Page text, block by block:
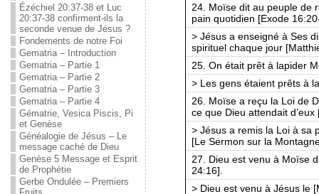
Ézéchiel 20:37-38 et Luc
20:37-38 confirment-ils la
seconde venue de Jésus ?
Fondements de notre Foi
Gematria – Introduction
Gematria – Partie 1
Gematria – Partie 2
Gematria – Partie 3
Gematria – Partie 4
Gématrie, Vesica Piscis, Pi
et Genèse
Généalogie de Jésus – Le
message caché de Dieu
Genèse 5 Message et Esprit
de Prophétie
Gerbe Ondulée – Premiers
24. Moïse dit au peuple de
pain quotidien [Exode
> Jésus a enseigné à Ses
spirituel chaque jour
25. On était prêt à lapider
> Les gens étaient prêts à
26. Moïse a reçu la Loi de
ce que Dieu attendait d’eux
> Jésus a remis la Loi à sa
[Le Sermon sur la
27. Dieu est venu à Moïse
24:16].
> Dieu est venu à Jésus le